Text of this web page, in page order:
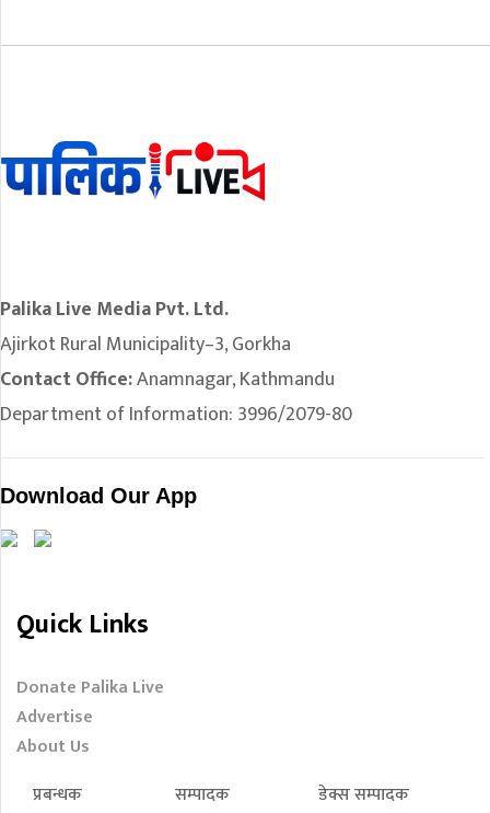
Palika Live Media Pvt. Ltd.
Ajirkot Rural Municipality–3, Gorkha
Contact Office:Anamnagar, Kathmandu
Department of Information: 3996/2079-80
Download Our App
Quick Links
Donate Palika Live
Advertise
About Us
प्रबन्धक
सम्पादक डेक्स सम्पादक